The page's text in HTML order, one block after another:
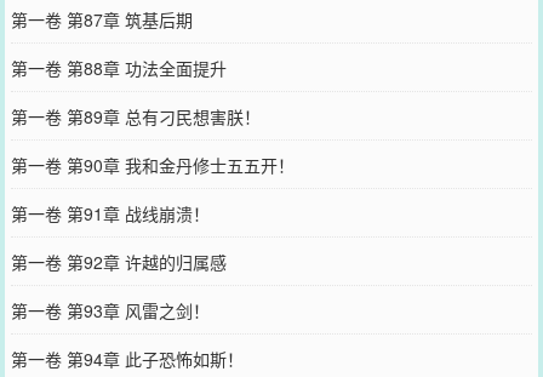
第一卷 第87章 筑基后期
第一卷 第88章 功法全面提升
第一卷 第89章 总有刁民想害朕！
第一卷 第90章 我和金丹修士五五开！
第一卷 第91章 战线崩溃！
第一卷 第92章 许越的归属感
第一卷 第93章 风雷之剑！
第一卷 第94章 此子恐怖如斯！